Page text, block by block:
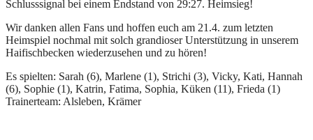
Schlusssignal bei einem Endstand von 29:27. Heimsieg!
Wir danken allen Fans und hoffen euch am 21.4. zum letzten
Heimspiel nochmal mit solch grandioser Unterstützung in unserem
Haifischbecken wiederzusehen und zu hören!
Es spielten: Sarah (6), Marlene (1), Strichi (3), Vicky, Kati, Hannah
(6), Sophie (1), Katrin, Fatima, Sophia, Küken (11), Frieda (1)
Trainerteam: Alsleben, Krämer